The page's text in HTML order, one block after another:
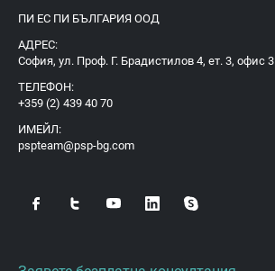
ПИ ЕС ПИ БЪЛГАРИЯ ООД
АДРЕС:
София, ул. Проф. Г. Брадистилов 4, ет. 3, офис 3
ТЕЛЕФОН:
+359 (2) 439 40 70
ИМЕЙЛ:
pspteam@psp-bg.com